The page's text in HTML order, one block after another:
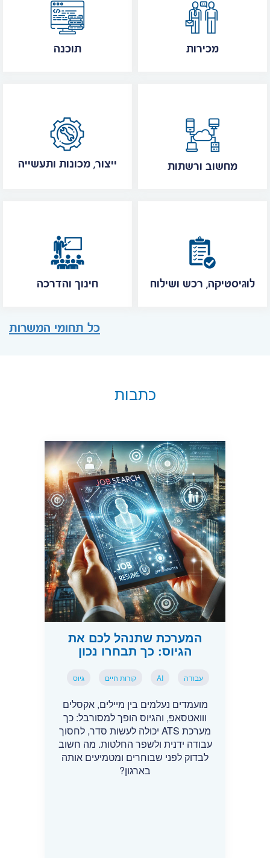
תוכנה מכירות
ייצור, מכונות ותעשייה מחשוב ורשתות
חינוך והדרכה לוגיסטיקה, רכש ושילוח
כל תחומי המשרות
כתבות
המערכת שתנהל לכם את
הגיוס: כך תבחרו נכון
עבודה AI קורות חיים גיוס
מועמדים נעלמים בין מיילים, אקסלים
ווואטסאפ, והגיוס הופך למסורבל: כך
מערכת ATS יכולה לעשות סדר, לחסוך
עבודה ידנית ולשפר החלטות. מה חשוב
לבדוק לפני שבוחרים ומטמיעים אותה
בארגון?